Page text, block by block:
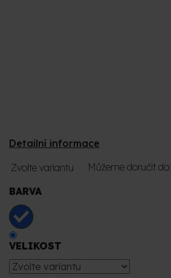
BARVA
VELIKOST
Můžeme doručit do:
Zvolte variantu
Detailní informace